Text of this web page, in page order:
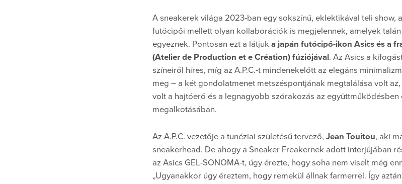
A sneakerek világa 2023-ban egy sokszínű, eklektikával teli show,
futócipői mellett olyan kollaborációk is megjelennek, amelyek
egyeznek. Pontosan ezt a látjuk a japán futócipő-ikon Asics és a
(Atelier de Production et e Création) fúziójával. Az Asics a
színeiről híres, míg az A.P.C.-t mindenekelőtt az elegáns
meg – a két gondolatmenet metszéspontjának megtalálása volt
volt a hajtóerő és a legnagyobb szórakozás az együttműködésben
megalkotásában.
Az A.P.C. vezetője a tunéziai születésű tervező, Jean Touitou, aki
sneakerhead. De ahogy a Sneaker Freakernek adott interjújában
az Asics GEL-SONOMA-t, úgy érezte, hogy soha nem viselt még
„Ugyanakkor úgy éreztem, hogy remekül állnak farmerrel. Így